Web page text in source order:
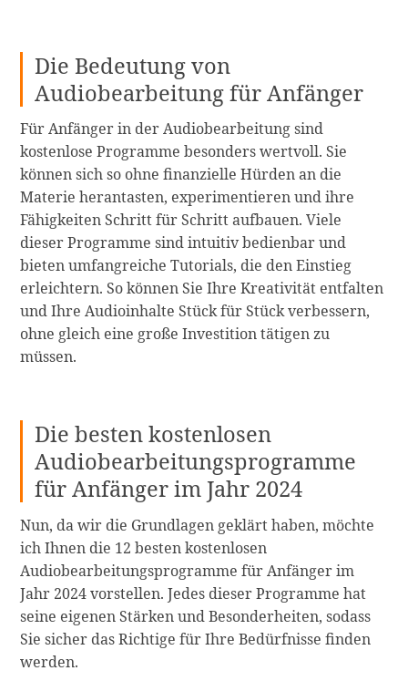
Die Bedeutung von
Audiobearbeitung für Anfänger
Für Anfänger in der Audiobearbeitung sind
kostenlose Programme besonders wertvoll. Sie
können sich so ohne finanzielle Hürden an die
Materie herantasten, experimentieren und ihre
Fähigkeiten Schritt für Schritt aufbauen. Viele
dieser Programme sind intuitiv bedienbar und
bieten umfangreiche Tutorials, die den Einstieg
erleichtern. So können Sie Ihre Kreativität entfalten
und Ihre Audioinhalte Stück für Stück verbessern,
ohne gleich eine große Investition tätigen zu
müssen.
Die besten kostenlosen
Audiobearbeitungsprogramme
für Anfänger im Jahr 2024
Nun, da wir die Grundlagen geklärt haben, möchte
ich Ihnen die 12 besten kostenlosen
Audiobearbeitungsprogramme für Anfänger im
Jahr 2024 vorstellen. Jedes dieser Programme hat
seine eigenen Stärken und Besonderheiten, sodass
Sie sicher das Richtige für Ihre Bedürfnisse finden
werden.